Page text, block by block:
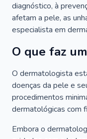
diagnóstico, à
afetam a pele, as
especialista em
O que faz
O dermatologista
doenças da pele e
procedimentos
dermatológicas com
Embora o